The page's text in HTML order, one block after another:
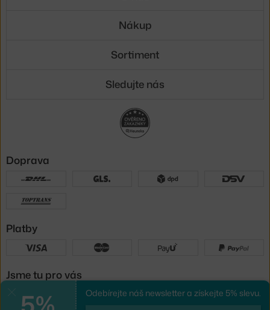
Odebírejte náš newsletter a získejte 5% slevu.
Nákup
Sortiment
Sledujte nás
Doprava
Platby
Jsme tu pro vás